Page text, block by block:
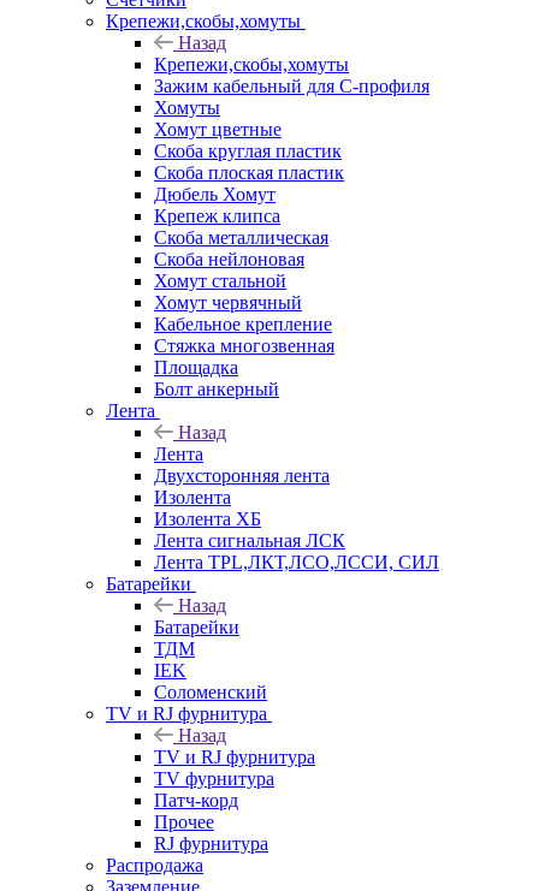
Крепежи,скобы,хомуты
Назад
Крепежи,скобы,хомуты
Зажим кабельный для С-профиля
Хомуты
Хомут цветные
Скоба круглая пластик
Скоба плоская пластик
Дюбель Хомут
Крепеж клипса
Скоба металлическая
Скоба нейлоновая
Хомут стальной
Хомут червячный
Кабельное крепление
Стяжка многозвенная
Площадка
Болт анкерный
Лента
Назад
Лента
Двухсторонняя лента
Изолента
Изолента ХБ
Лента сигнальная ЛСК
Лента TPL,ЛКТ,ЛСО,ЛССИ, СИЛ
Батарейки
Назад
Батарейки
ТДМ
IEK
Соломенский
TV и RJ фурнитура
Назад
TV и RJ фурнитура
TV фурнитура
Патч-корд
Прочее
RJ фурнитура
Распродажа
Заземление